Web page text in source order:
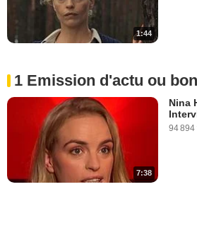
1:44
1 Emission d'actu ou
7:38
Nina
94 894